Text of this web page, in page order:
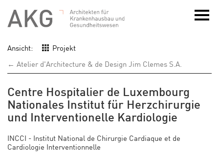
Ansicht:
Projekt
← Atelier d'Architecture & de Design Jim Clemes S.A.
Centre Hospitalier de Luxembourg
Nationales Institut für Herzchirurgie
und Interventionelle Kardiologie
INCCI - Institut National de Chirurgie Cardiaque et de
Cardiologie Interventionnelle